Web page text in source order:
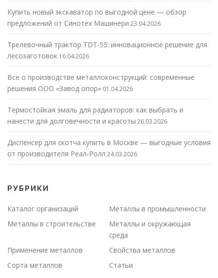
Купить новый экскаватор по выгодной цене — обзор
предложений от Синотех Машинери 23.04.2026
Трелевочный трактор TDT-55: инновационное решение для
лесозаготовок 16.04.2026
Все о производстве металлоконструкций: современные
решения ООО «Завод опор» 01.04.2026
Термостойкая эмаль для радиаторов: как выбрать и
нанести для долговечности и красоты 26.03.2026
Диспенсер для скотча купить в Москве — выгодные условия
от производителя Реал-Ролл 24.03.2026
РУБРИКИ
Каталог организаций
Металлы в промышленности
Металлы в строительстве
Металлы и окружающая
среда
Применение металлов
Свойства металлов
Сорта металлов
Статьи